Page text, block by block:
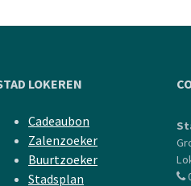
LOKEREN
Cadeaubon
Zalenzoeker
Buurtzoeker
Stadsplan